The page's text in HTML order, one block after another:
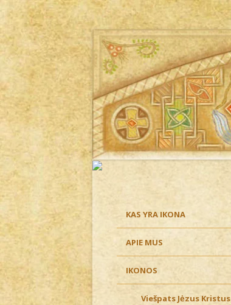
Ikona
KAS YRA IKONA
APIE MUS
IKONOS
Viešpats Jėzus Kristus